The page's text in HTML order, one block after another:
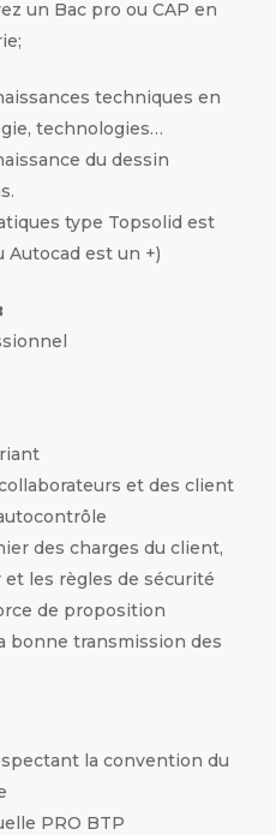
un Bac pro ou CAP en
techniques en
technologies…
du dessin
type Topsolid est
est un +)
et des client
des charges du client,
les règles de sécurité
de proposition
bonne transmission des
la convention du
PRO BTP